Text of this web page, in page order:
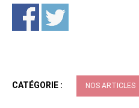
CATÉGORIE : NOS ARTICLES